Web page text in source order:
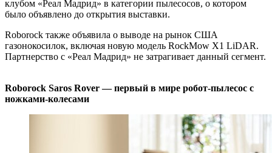
клубом «Реал Мадрид» в категории пылесосов, о котором
было объявлено до открытия выставки.
Roborock также объявила о выводе на рынок США
газонокосилок, включая новую модель RockMow X1 LiDAR.
Партнерство с «Реал Мадрид» не затрагивает данный сегмент.
Roborock Saros Rover — первый в мире робот-пылесос с
ножками-колесами